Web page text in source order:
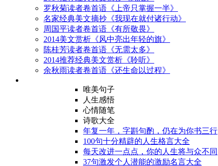
罗秋菊读者卷首语《上帝只掌握一半》
名家经典美文摘抄《我现在就付诸行动》
周国平读者卷首语《有所敬畏》
2014美文赏析《风中亮出年轻的旗》
陈桂芳读者卷首语《无需太多》
2014推荐经典美文赏析《聆听》
余秋雨读者卷首语《还生命以过程》
唯美句子
人生感悟
心情随笔
诗歌大全
年复一年，字斟句酌，仍在为你书三行
100句十分精辟的人生格言大全
每天改进一点点，你的人生将与众不同
37句激发个人潜能的激励名言大全